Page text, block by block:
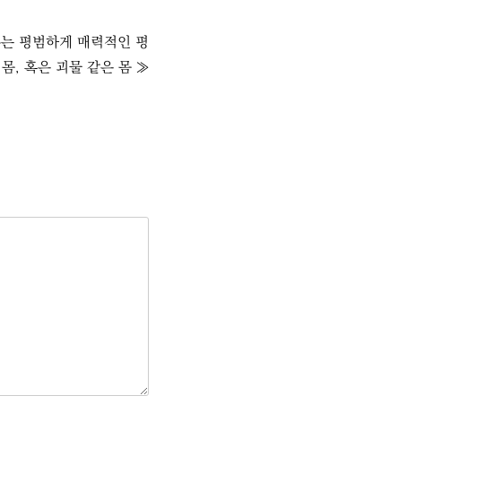
평범하게 매력적인 평
, 혹은 괴물 같은 몸 ≫